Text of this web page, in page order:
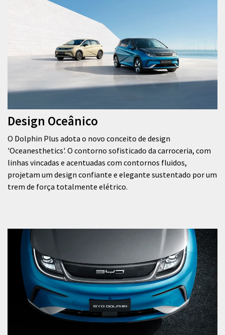
Design Oceânico
O Dolphin Plus adota o novo conceito de design
'Oceanesthetics'. O contorno sofisticado da carroceria, com
linhas vincadas e acentuadas com contornos fluidos,
projetam um design confiante e elegante sustentado por um
trem de força totalmente elétrico.